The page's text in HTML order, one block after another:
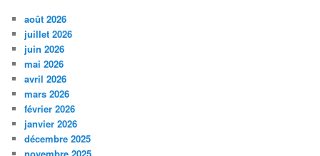
août 2026
juillet 2026
juin 2026
mai 2026
avril 2026
mars 2026
février 2026
janvier 2026
décembre 2025